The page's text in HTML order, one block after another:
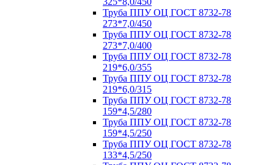
Труба ППУ ОЦ ГОСТ 8732-78
273*7,0/450
Труба ППУ ОЦ ГОСТ 8732-78
273*7,0/400
Труба ППУ ОЦ ГОСТ 8732-78
219*6,0/355
Труба ППУ ОЦ ГОСТ 8732-78
219*6,0/315
Труба ППУ ОЦ ГОСТ 8732-78
159*4,5/280
Труба ППУ ОЦ ГОСТ 8732-78
159*4,5/250
Труба ППУ ОЦ ГОСТ 8732-78
133*4,5/250